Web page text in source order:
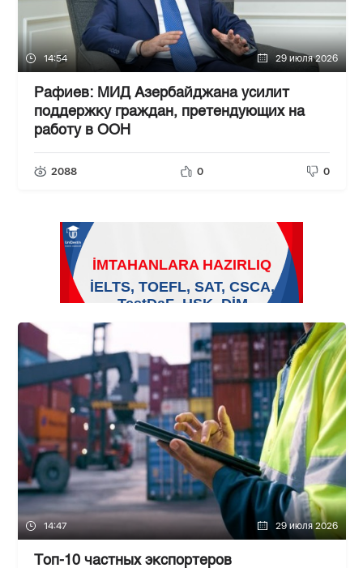
14:54 29 июля 2026
Рафиев: МИД Азербайджана усилит
поддержку граждан, претендующих на
работу в ООН
2088 0 0
14:47 29 июля 2026
Топ-10 частных экспортеров